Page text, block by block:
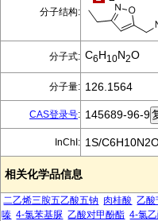
分子结构:
分子式: C6H10N2O
分子量: 126.1564
CAS登录号: 145689-96-9
InChI: 1S/
相关化学品信息
二乙烯三胺五乙酸五钠 肉桂酸 乙酸
嗪 4-氯苯基脲 乙酸对甲酚酯 4-氯